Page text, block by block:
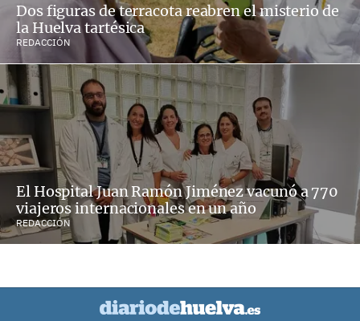
Dos figuras de terracota reabren el misterio de
la Huelva tartésica
REDACCIÓN
El Hospital Juan Ramón Jiménez vacunó a 770
viajeros internacionales en un año
REDACCIÓN